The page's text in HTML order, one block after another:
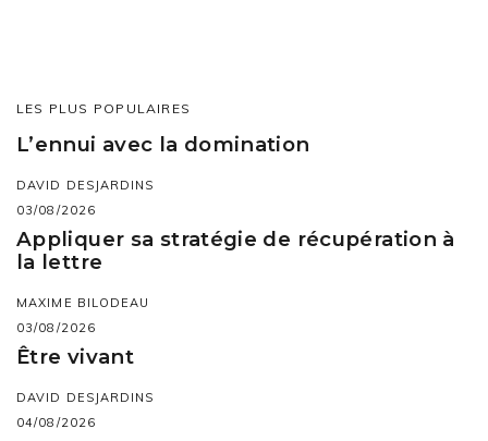
LES PLUS POPULAIRES
L’ennui avec la domination
DAVID DESJARDINS
03/08/2026
Appliquer sa stratégie de récupération à
la lettre
MAXIME BILODEAU
03/08/2026
Être vivant
DAVID DESJARDINS
04/08/2026